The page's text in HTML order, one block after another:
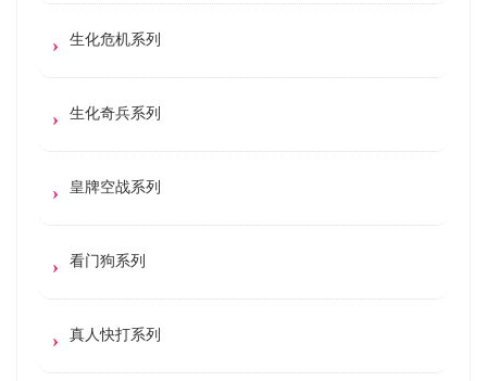
生化危机系列
生化奇兵系列
皇牌空战系列
看门狗系列
真人快打系列